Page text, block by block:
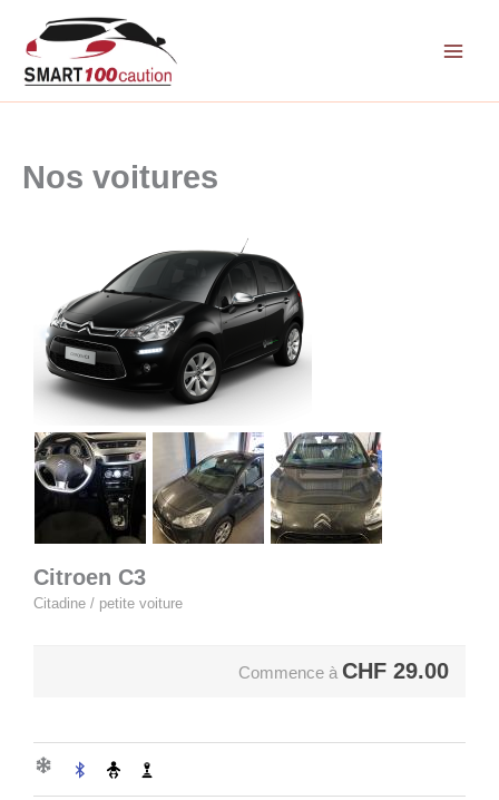
contenu
Nos voitures
Citroen C3
Citadine / petite voiture
Commence à CHF 29.00